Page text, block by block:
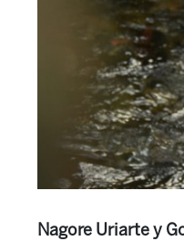
Nagore Uriarte y